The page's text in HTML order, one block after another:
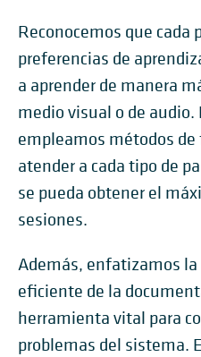
Reconocemos que cada
preferencias de
a aprender de manera
medio visual o de audio.
empleamos métodos
atender a cada tipo de
se pueda obtener el
sesiones.
Además, enfatizamos
eficiente de la
herramienta vital para
problemas del sistema.